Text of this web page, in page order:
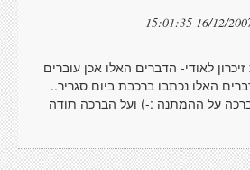
16/12/2007
לאודי- הדברים האלו אכן עוברים
האלו נכתבו ברכבת ביום סגריר..
על ההמתנה :-) ועל הברכה תודה